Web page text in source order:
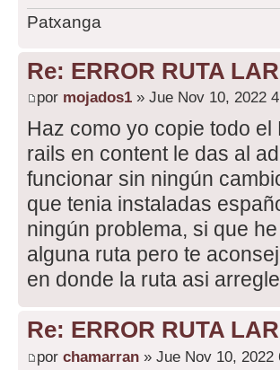
Patxanga
Re: ERROR RUTA
por mojados1 » Jue Nov 10, 2022
Haz como yo copie todo
rails en content le das al
funcionar sin ningún
que tenia instaladas
ningún problema, si que
alguna ruta pero te
en donde la ruta asi
Re: ERROR RUTA
por chamarran » Jue Nov 10, 2022